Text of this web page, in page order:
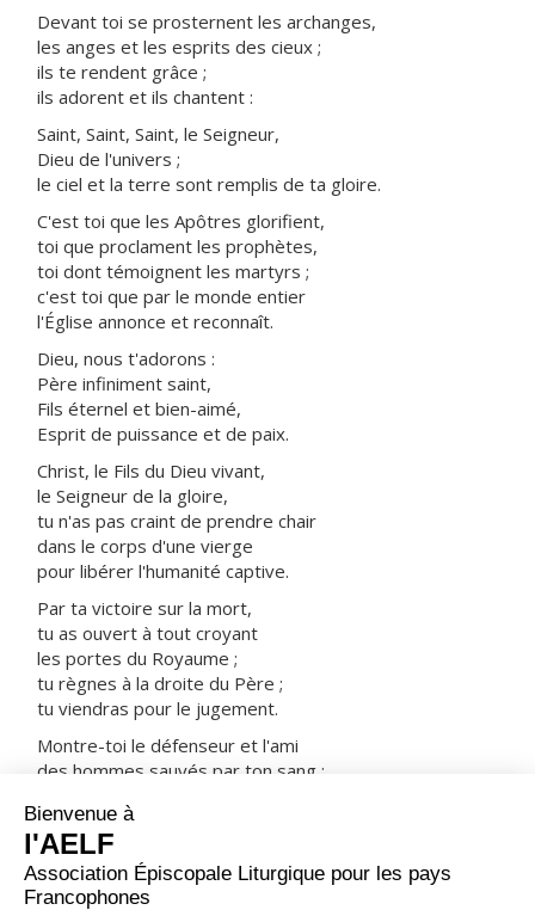
Devant toi se prosternent les archanges,
les anges et les esprits des cieux ;
ils te rendent grâce ;
ils adorent et ils chantent :
Saint, Saint, Saint, le Seigneur,
Dieu de l'univers ;
le ciel et la terre sont remplis de ta gloire.
C'est toi que les Apôtres glorifient,
toi que proclament les prophètes,
toi dont témoignent les martyrs ;
c'est toi que par le monde entier
l'Église annonce et reconnaît.
Dieu, nous t'adorons :
Père infiniment saint,
Fils éternel et bien-aimé,
Esprit de puissance et de paix.
Christ, le Fils du Dieu vivant,
le Seigneur de la gloire,
tu n'as pas craint de prendre chair
dans le corps d'une vierge
pour libérer l'humanité captive.
Par ta victoire sur la mort,
tu as ouvert à tout croyant
les portes du Royaume ;
tu règnes à la droite du Père ;
tu viendras pour le jugement.
Montre-toi le défenseur et l'ami
des hommes sauvés par ton sang :
dans ta joie et dans ta lumière.
ORAISON
Dans ta miséricorde inépuisable, Seigneur, tu as choisi